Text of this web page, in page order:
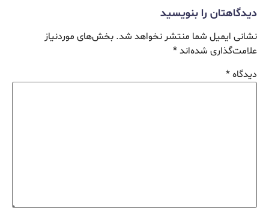
دیدگاهتان را بنویسید
نشانی ایمیل شما منتشر نخواهد شد. بخش‌های موردنیاز
علامت‌گذاری شده‌اند*
دیدگاه*